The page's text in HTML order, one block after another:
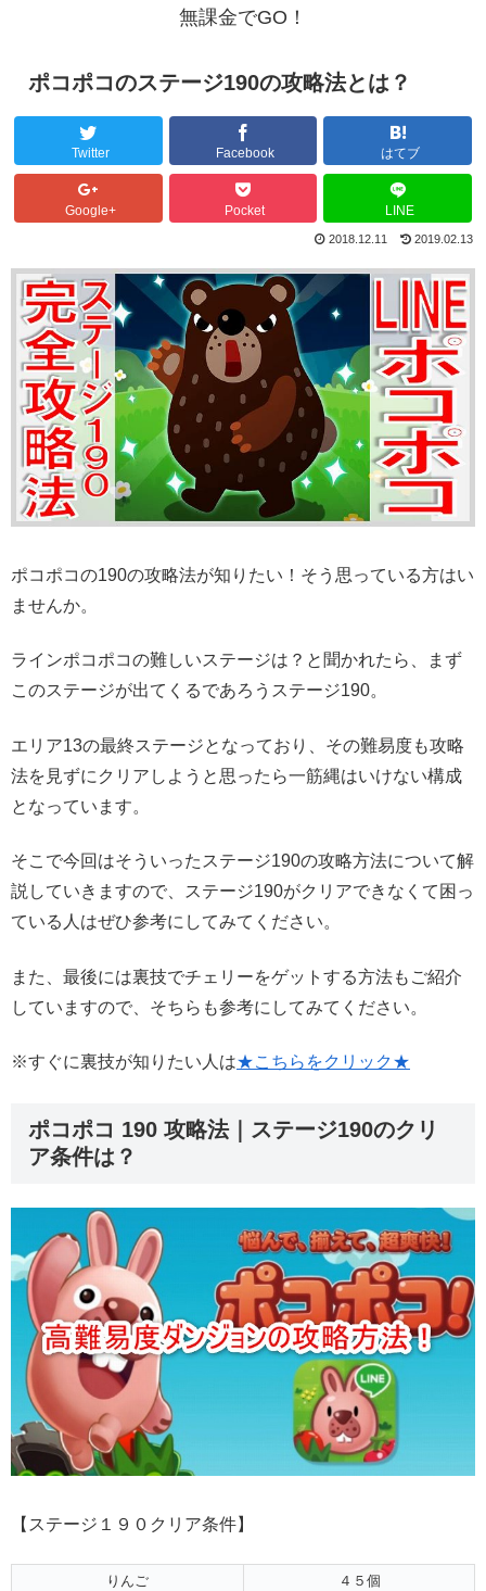
無課金でGO！
ポコポコのステージ190の攻略法とは？
Twitter Facebook はてブ
Google+ Pocket LINE
2018.12.11 2019.02.13
ポコポコの190の攻略法が知りたい！そう思っている方はい
ませんか。
ラインポコポコの難しいステージは？と聞かれたら、まず
このステージが出てくるであろうステージ190。
エリア13の最終ステージとなっており、その難易度も攻略
法を見ずにクリアしようと思ったら一筋縄はいけない構成
となっています。
そこで今回はそういったステージ190の攻略方法について解
説していきますので、ステージ190がクリアできなくて困っ
ている人はぜひ参考にしてみてください。
また、最後には裏技でチェリーをゲットする方法もご紹介
していますので、そちらも参考にしてみてください。
※すぐに裏技が知りたい人は★こちらをクリック★
ポコポコ 190 攻略法｜ステージ190のクリ
ア条件は？
【ステージ１９０クリア条件】
りんご
４５個